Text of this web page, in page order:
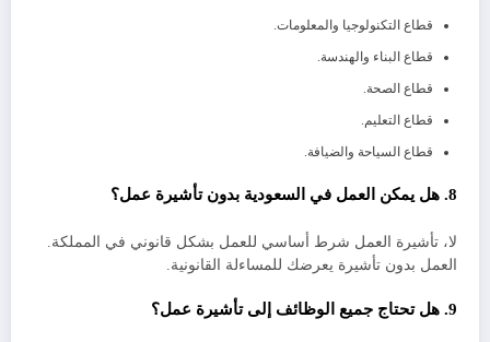
قطاع التكنولوجيا والمعلومات.
قطاع البناء والهندسة.
قطاع الصحة.
قطاع التعليم.
قطاع السياحة والضيافة.
8. هل يمكن العمل في السعودية بدون تأشيرة عمل؟
لا، تأشيرة العمل شرط أساسي للعمل بشكل قانوني في المملكة.
العمل بدون تأشيرة يعرضك للمساءلة القانونية.
9. هل تحتاج جميع الوظائف إلى تأشيرة عمل؟